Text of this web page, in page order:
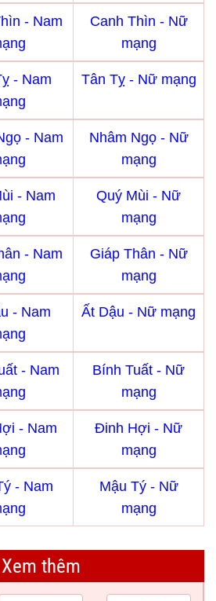
- Nam
Canh Thìn - Nữ
mạng
- Nam
Tân Tỵ - Nữ mạng
- Nam
Nhâm Ngọ - Nữ
mạng
- Nam
Quý Mùi - Nữ
mạng
- Nam
Giáp Thân - Nữ
mạng
- Nam
Ất Dậu - Nữ mạng
- Nam
Bính Tuất - Nữ
mạng
- Nam
Đinh Hợi - Nữ
mạng
- Nam
Mậu Tý - Nữ
mạng
Xem thêm